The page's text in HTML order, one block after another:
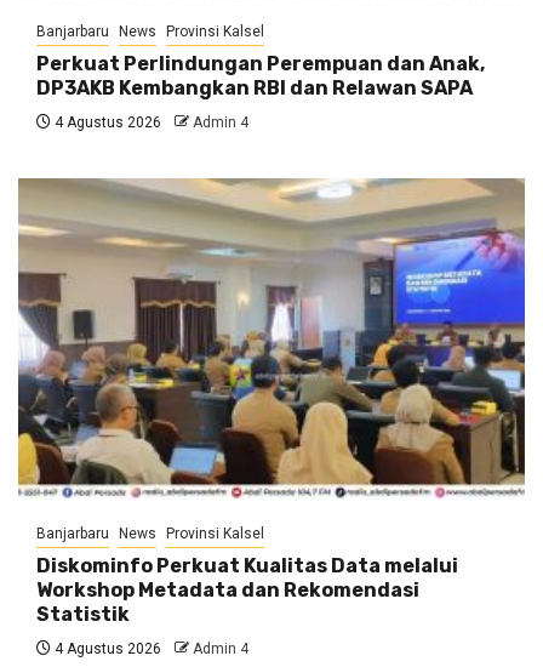
Banjarbaru News Provinsi Kalsel
Perkuat Perlindungan Perempuan dan Anak,
DP3AKB Kembangkan RBI dan Relawan SAPA
4 Agustus 2026 Admin 4
Banjarbaru News Provinsi Kalsel
Diskominfo Perkuat Kualitas Data melalui
Workshop Metadata dan Rekomendasi
Statistik
4 Agustus 2026 Admin 4